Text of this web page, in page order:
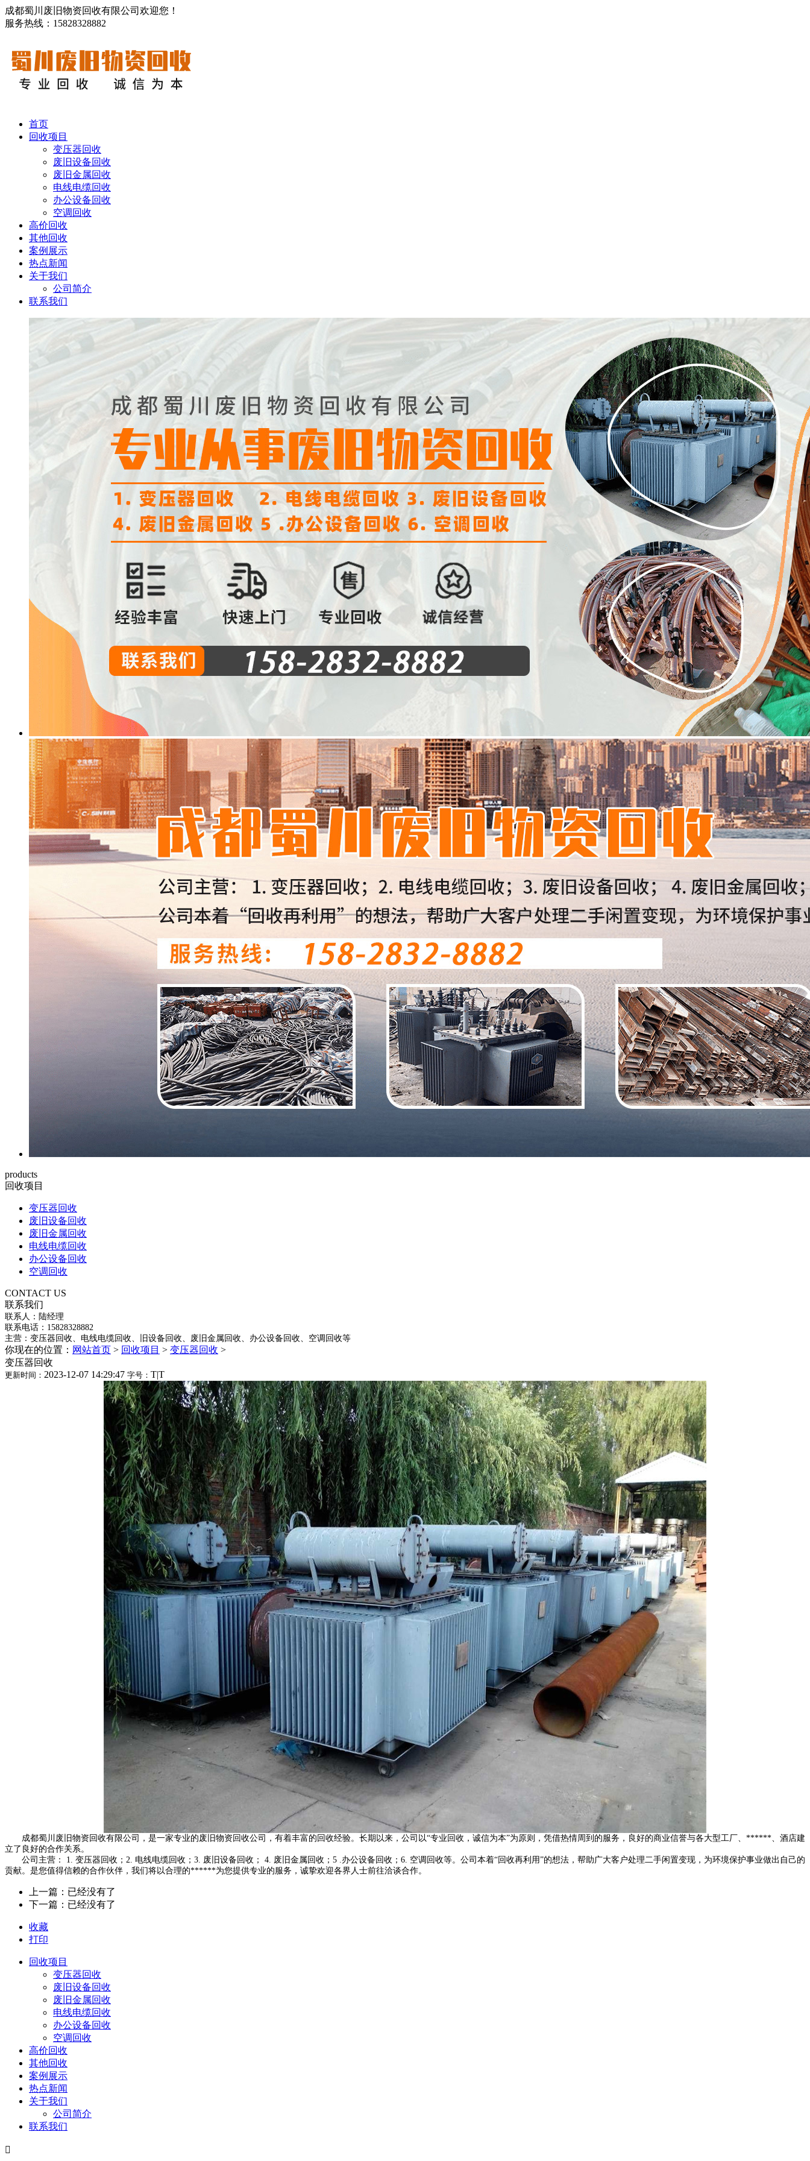
成都蜀川废旧物资回收有限公司欢迎您！
服务热线：15828328882
首页
回收项目
变压器回收
废旧设备回收
废旧金属回收
电线电缆回收
办公设备回收
空调回收
高价回收
其他回收
案例展示
热点新闻
关于我们
公司简介
联系我们
products
回收项目
变压器回收
废旧设备回收
废旧金属回收
电线电缆回收
办公设备回收
空调回收
CONTACT US
联系我们
联系人：陆经理
联系电话：15828328882
主营：变压器回收、电线电缆回收、旧设备回收、废旧金属回收、办公设备回收、空调回收等
你现在的位置： 网站首页 > 回收项目 > 变压器回收 >
变压器回收
更新时间： 2023-12-07 14:29:47 字号： T|T
成都蜀川废旧物资回收有限公司，是一家专业的废旧物资回收公司，有着丰富的回收经验。长期以来，公司以“专业回收，诚信为本”为原则，凭借热情周到的服务，良好的商业信誉与各大型工厂、******、酒店建
立了良好的合作关系。
公司主营： 1. 变压器回收；2. 电线电缆回收；3. 废旧设备回收； 4. 废旧金属回收；5 .办公设备回收；6. 空调回收等。公司本着“回收再利用”的想法，帮助广大客户处理二手闲置变现，为环境保护事业做出自己的
贡献。是您值得信赖的合作伙伴，我们将以合理的******为您提供专业的服务，诚挚欢迎各界人士前往洽谈合作。
上一篇：已经没有了
下一篇：已经没有了
收藏
打印
回收项目
变压器回收
废旧设备回收
废旧金属回收
电线电缆回收
办公设备回收
空调回收
高价回收
其他回收
案例展示
热点新闻
关于我们
公司简介
联系我们
